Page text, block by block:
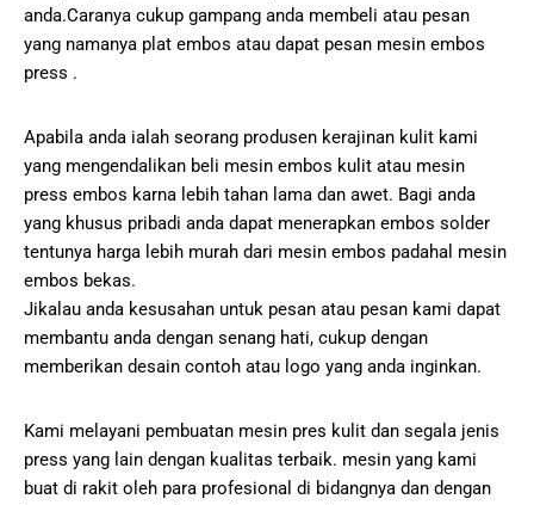
anda.Caranya cukup gampang anda membeli atau pesan
yang namanya plat embos atau dapat pesan mesin embos
press .
Apabila anda ialah seorang produsen kerajinan kulit kami
yang mengendalikan beli mesin embos kulit atau mesin
press embos karna lebih tahan lama dan awet. Bagi anda
yang khusus pribadi anda dapat menerapkan embos solder
tentunya harga lebih murah dari mesin embos padahal mesin
embos bekas.
Jikalau anda kesusahan untuk pesan atau pesan kami dapat
membantu anda dengan senang hati, cukup dengan
memberikan desain contoh atau logo yang anda inginkan.
Kami melayani pembuatan mesin pres kulit dan segala jenis
press yang lain dengan kualitas terbaik. mesin yang kami
buat di rakit oleh para profesional di bidangnya dan dengan